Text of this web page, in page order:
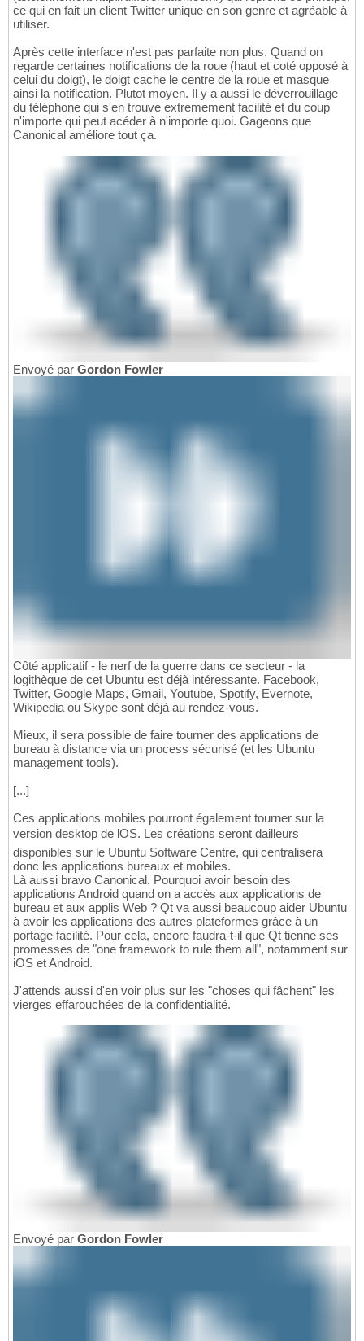
ce qui en fait un client Twitter unique en son genre et agréable à
utiliser.
Après cette interface n'est pas parfaite non plus. Quand on
regarde certaines notifications de la roue (haut et coté opposé à
celui du doigt), le doigt cache le centre de la roue et masque
ainsi la notification. Plutot moyen. Il y a aussi le déverrouillage
du téléphone qui s'en trouve extremement facilité et du coup
n'importe qui peut acéder à n'importe quoi. Gageons que
Canonical améliore tout ça.
Envoyé par Gordon Fowler
Côté applicatif - le nerf de la guerre dans ce secteur - la
logithèque de cet Ubuntu est déjà intéressante. Facebook,
Twitter, Google Maps, Gmail, Youtube, Spotify, Evernote,
Wikipedia ou Skype sont déjà au rendez-vous.
Mieux, il sera possible de faire tourner des applications de
bureau à distance via un process sécurisé (et les Ubuntu
management tools).
[...]
Ces applications mobiles pourront également tourner sur la
version desktop de lOS. Les créations seront dailleurs
disponibles sur le Ubuntu Software Centre, qui centralisera
donc les applications bureaux et mobiles.
Là aussi bravo Canonical. Pourquoi avoir besoin des
applications Android quand on a accès aux applications de
bureau et aux applis Web ? Qt va aussi beaucoup aider Ubuntu
à avoir les applications des autres plateformes grâce à un
portage facilité. Pour cela, encore faudra-t-il que Qt tienne ses
promesses de "one framework to rule them all", notamment sur
iOS et Android.
J'attends aussi d'en voir plus sur les "choses qui fâchent" les
vierges effarouchées de la confidentialité.
Envoyé par Gordon Fowler